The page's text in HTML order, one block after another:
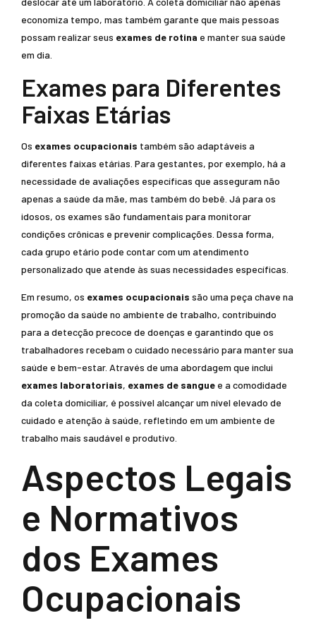
economiza tempo, mas também garante que mais pessoas
possam realizar seus exames de rotina e manter sua saúde
em dia.
Exames para Diferentes
Faixas Etárias
Os exames ocupacionais também são adaptáveis a
diferentes faixas etárias. Para gestantes, por exemplo, há a
necessidade de avaliações específicas que asseguram não
apenas a saúde da mãe, mas também do bebê. Já para os
idosos, os exames são fundamentais para monitorar
condições crônicas e prevenir complicações. Dessa forma,
cada grupo etário pode contar com um atendimento
personalizado que atende às suas necessidades específicas.
Em resumo, os exames ocupacionais são uma peça chave na
promoção da saúde no ambiente de trabalho, contribuindo
para a detecção precoce de doenças e garantindo que os
trabalhadores recebam o cuidado necessário para manter sua
saúde e bem-estar. Através de uma abordagem que inclui
exames laboratoriais, exames de sangue e a comodidade
da coleta domiciliar, é possível alcançar um nível elevado de
cuidado e atenção à saúde, refletindo em um ambiente de
trabalho mais saudável e produtivo.
Aspectos Legais
e Normativos
dos Exames
Ocupacionais